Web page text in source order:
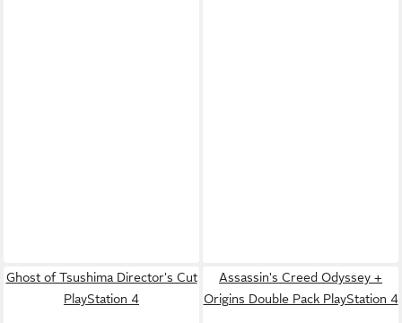
Ghost of Tsushima Director's Cut
PlayStation 4
Assassin's Creed Odyssey +
Origins Double Pack PlayStation 4